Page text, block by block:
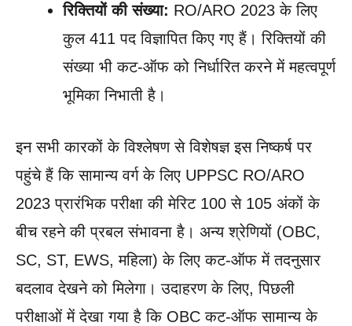
रिक्तियों की संख्या: RO/ARO 2023 के लिए
कुल 411 पद विज्ञापित किए गए हैं। रिक्तियों की
संख्या भी कट-ऑफ को निर्धारित करने में महत्वपूर्ण
भूमिका निभाती है।
इन सभी कारकों के विश्लेषण से विशेषज्ञ इस निष्कर्ष पर
पहुंचे हैं कि सामान्य वर्ग के लिए UPPSC RO/ARO
2023 प्रारंभिक परीक्षा की मेरिट 100 से 105 अंकों के
बीच रहने की प्रबल संभावना है। अन्य श्रेणियों (OBC,
SC, ST, EWS, महिला) के लिए कट-ऑफ में तदनुसार
बदलाव देखने को मिलेगा। उदाहरण के लिए, पिछली
परीक्षाओं में देखा गया है कि OBC कट-ऑफ सामान्य के